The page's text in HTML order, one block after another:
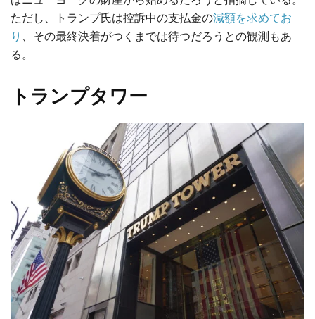
ただし、トランプ氏は控訴中の支払金の減額を求めてお
り 、その最終決着がつくまでは待つだろうとの観測もあ
る。
トランプタワー